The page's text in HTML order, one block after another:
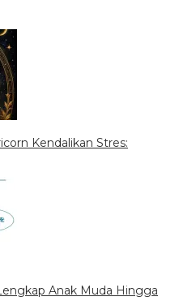
Kendalikan Stres:
Anak Muda Hingga